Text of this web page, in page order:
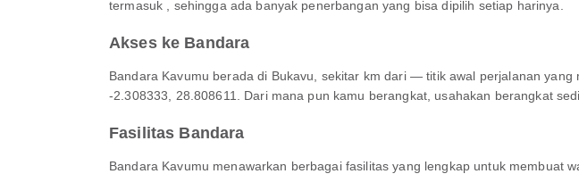
termasuk , sehingga ada banyak penerbangan yang bisa dipilih setiap harinya.
Akses ke Bandara
Bandara Kavumu berada di Bukavu, sekitar km dari — titik awal perjalanan
-2.308333, 28.808611. Dari mana pun kamu berangkat, usahakan berangkat
Fasilitas Bandara
Bandara Kavumu menawarkan berbagai fasilitas yang lengkap untuk